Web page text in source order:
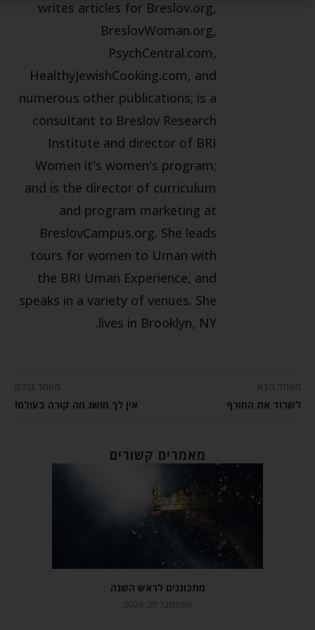
writes articles for Breslov.org,
BreslovWoman.org,
PsychCentral.com,
HealthyJewishCooking.com, and
numerous other publications; is a
consultant to Breslov Research
Institute and director of BRI
Women it's women's program;
and is the director of curriculum
and program marketing at
BreslovCampus.org. She leads
tours for women to Uman with
the BRI Uman Experience, and
speaks in a variety of venues. She
lives in Brooklyn, NY.
מאמר הבא
לשרוד את החורף
מאמר קודם
אין לך מושג מה קורה בעולם!
מאמרים קשורים
מתכוננים לראש השנה
ספטמבר 29, 2024